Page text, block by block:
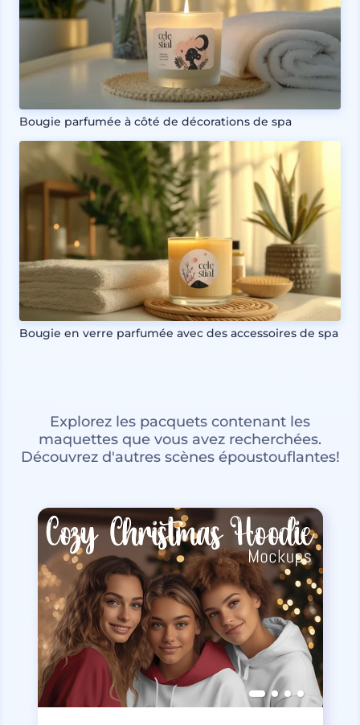
Bougie parfumée à côté de décorations de spa
Bougie en verre parfumée avec des accessoires de spa
Explorez les pacquets contenant les
maquettes que vous avez recherchées.
Découvrez d'autres scènes époustouflantes!